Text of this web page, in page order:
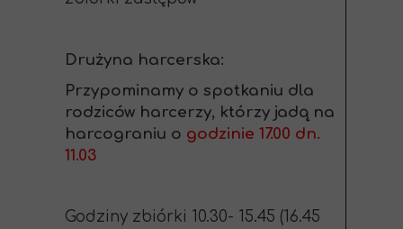
Drużyna harcerska:
Przypominamy o spotkaniu dla
rodziców harcerzy, którzy jadą na
harcograniu o godzinie 17.00 dn.
11.03
Godziny zbiórki 10.30- 15.45 (16.45